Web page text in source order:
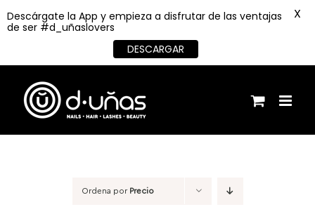
contenido
Ordena por Precio
Descárgate la App y empieza a disfrutar de las ventajas
de ser #d_uñaslovers
DESCARGAR
X